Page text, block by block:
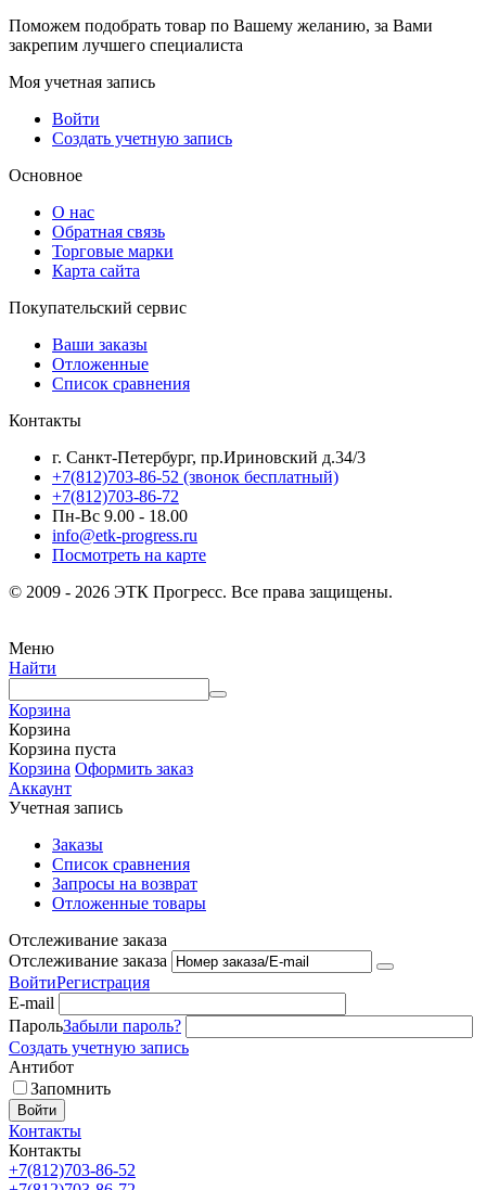
Поможем подобрать товар по Вашему желанию, за Вами
закрепим лучшего специалиста
Моя учетная запись
Войти
Создать учетную запись
Основное
О нас
Обратная связь
Торговые марки
Карта сайта
Покупательский сервис
Ваши заказы
Отложенные
Список сравнения
Контакты
г. Санкт-Петербург, пр.Ириновский д.34/3
+7(812)703-86-52 (звонок бесплатный)
+7(812)703-86-72
Пн-Вс 9.00 - 18.00
info@etk-progress.ru
Посмотреть на карте
© 2009 - 2026 ЭТК Прогресс. Все права защищены.
Меню
Найти
Корзина
Корзина
Корзина пуста
Корзина Оформить заказ
Аккаунт
Учетная запись
Заказы
Список сравнения
Запросы на возврат
Отложенные товары
Отслеживание заказа
Отслеживание заказа
ВойтиРегистрация
E-mail
ПарольЗабыли пароль?
Создать учетную запись
Антибот
Запомнить
Войти
Контакты
Контакты
+7(812)703-86-52